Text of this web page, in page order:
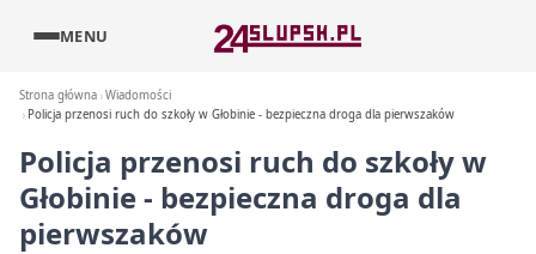
MENU
Strona główna Wiadomości
Policja przenosi ruch do szkoły w Głobinie - bezpieczna droga dla pierwszaków
Policja przenosi ruch do szkoły w
Głobinie - bezpieczna droga dla
pierwszaków